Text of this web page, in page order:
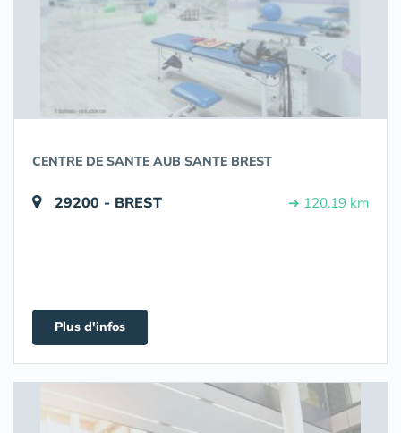
CENTRE DE SANTE AUB SANTE BREST
29200 - BREST ➔ 120.19 km
Plus d'infos